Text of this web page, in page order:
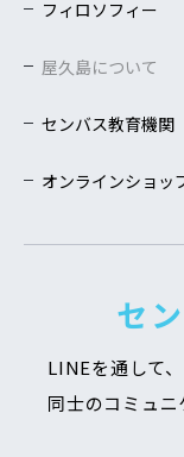
フィロソフィー
屋久島について
センバス教育機関
オンラインショッ
セ
LINEを通して
同士のコミュニ